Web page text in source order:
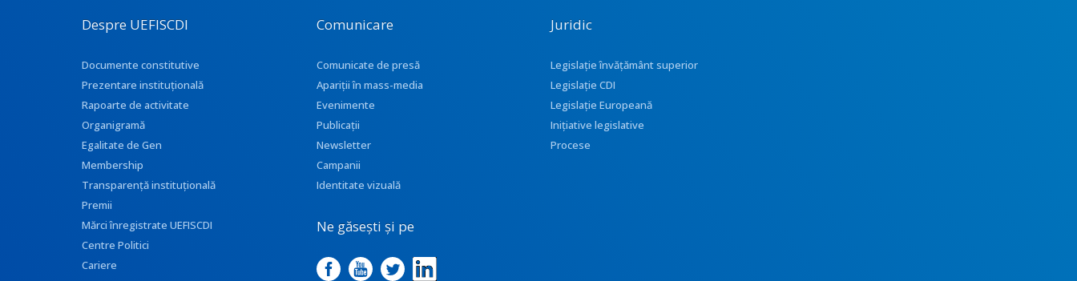
Despre UEFISCDI
Documente constitutive
Prezentare instituţională
Rapoarte de activitate
Organigramă
Egalitate de Gen
Membership
Transparenţă instituţională
Premii
Mărci înregistrate UEFISCDI
Centre Politici
Cariere
Comunicare
Comunicate de presă
Apariţii în mass-media
Evenimente
Publicații
Newsletter
Campanii
Identitate vizuală
Ne găsești și pe
Juridic
Legislație învățământ superior
Legislație CDI
Legislație Europeană
Inițiative legislative
Procese